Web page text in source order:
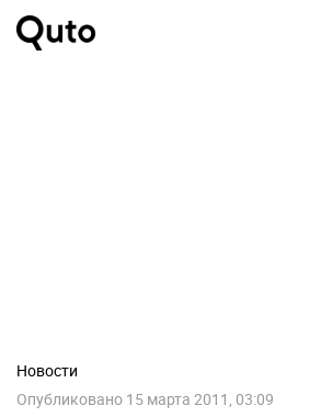
Новости
Опубликовано 15 марта 2011, 03:09